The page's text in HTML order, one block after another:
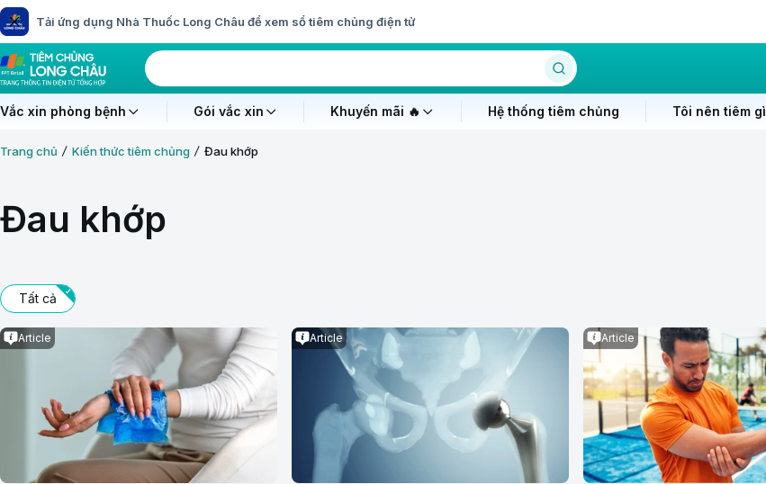
Tải ứng dụng Nhà Thuốc Long Châu để xem sổ tiêm chủng điện tử
Vắc xin phòng bệnh Gói vắc xin Khuyến mãi 🔥 Hệ thống tiêm chủng Tôi nên tiêm gì
Trang chủ Kiến thức tiêm chủng Đau khớp
Đau khớp
Tất cả
Article Article Article